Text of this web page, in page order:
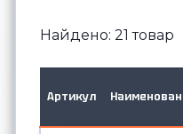
Найдено: 21 товар
Артикул